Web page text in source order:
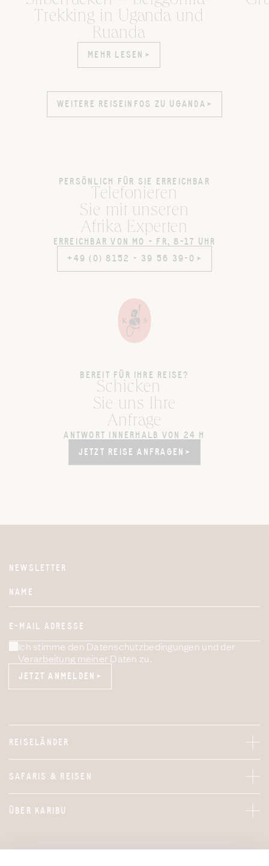
Trekking in Uganda und
Ruanda
MEHR LESEN
MEHR LESEN
WEITERE REISEINFOS ZU UGANDA
WEITERE REISEINFOS ZU UGANDA
PERSÖNLICH FÜR SIE ERREICHBAR
Telefonieren
Sie mit unseren
Afrika Experten
ERREICHBAR VON MO – FR, 8-17 UHR
+49 (0) 8152 - 39 56 39-0
+49 (0) 8152 - 39 56 39-0
BEREIT FÜR IHRE REISE?
Schicken
Sie uns Ihre
Anfrage
ANTWORT INNERHALB VON 24 H
JETZT REISE ANFRAGEN
JETZT REISE ANFRAGEN
NEWSLETTER
NAME
E-MAIL ADRESSE
Ich stimme den Datenschutzbedingungen und der
Verarbeitung meiner Daten zu.
JETZT ANMELDEN
JETZT ANMELDEN
REISELÄNDER
SAFARIS & REISEN
ÜBER KARIBU